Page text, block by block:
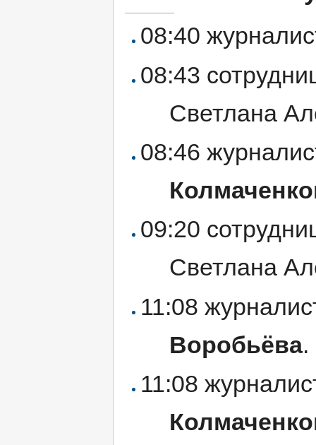
08:40
08:43
Светлана
08:46
09:20
Светлана
11:08
Воробьёва.
11:08